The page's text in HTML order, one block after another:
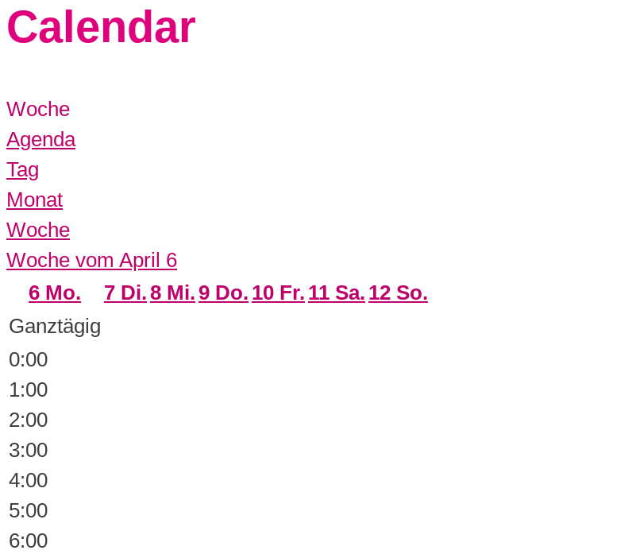
Calendar
Woche
Agenda
Tag
Monat
Woche
Woche vom April 6
6 Mo. 7 Di.8 Mi. 9 Do. 10 Fr. 11 Sa. 12 So.
Ganztägig
0:00
1:00
2:00
3:00
4:00
5:00
6:00